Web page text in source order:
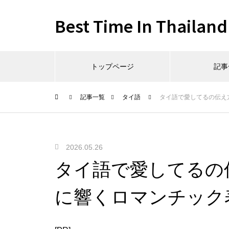
Best Time In Thailand
トップページ 記
記事一覧 タイ語 タイ語で愛してるの伝
2026.05.26
タイ語で愛してる
に響くロマンチック